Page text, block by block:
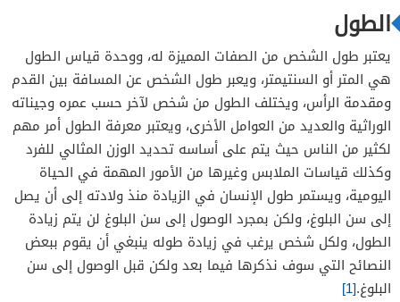
الطول
يعتبر طول الشخص من الصفات المميزة له، ووحدة قياس الطول
هي المتر أو السنتيمتر، ويعبر طول الشخص عن المسافة بين القدم
ومقدمة الرأس، ويختلف الطول من شخص لآخر حسب عمره وجيناته
الوراثية والعديد من العوامل الأخرى، ويعتبر معرفة الطول أمر مهم
لكثير من الناس حيث يتم على أساسه تحديد الوزن المثالي للفرد
وكذلك قياسات الملابس وغيرها من الأمور المهمة في الحياة
اليومية، ويستمر طول الإنسان في الزيادة منذ ولادته إلى أن يصل
إلى سن البلوغ، ولكن بمجرد الوصول إلى سن البلوغ لن يتم زيادة
الطول، ولكل شخص يرغب في زيادة طوله ينبغي أن يقوم ببعض
النصائح التي سوف نذكرها فيما بعد ولكن قبل الوصول إلى سن
البلوغ.[1]